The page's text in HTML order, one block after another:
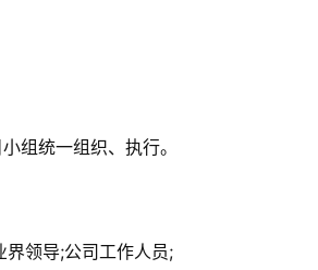
组统一组织、执行。
界领导;公司工作人员;